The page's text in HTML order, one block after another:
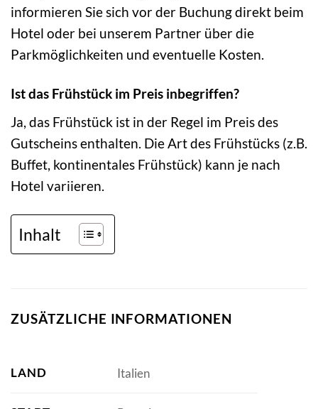
informieren Sie sich vor der Buchung direkt beim
Hotel oder bei unserem Partner über die
Parkmöglichkeiten und eventuelle Kosten.
Ist das Frühstück im Preis inbegriffen?
Ja, das Frühstück ist in der Regel im Preis des
Gutscheins enthalten. Die Art des Frühstücks (z.B.
Buffet, kontinentales Frühstück) kann je nach
Hotel variieren.
Inhalt
ZUSÄTZLICHE INFORMATIONEN
LAND Italien